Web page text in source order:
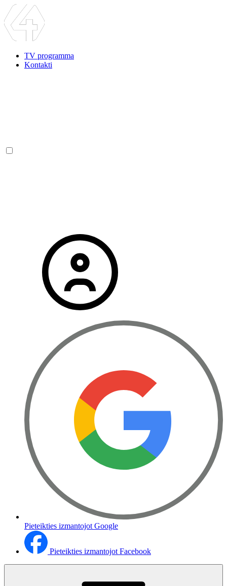
TV programma
Kontakti
Pieteikties izmantojot Google
Pieteikties izmantojot Facebook